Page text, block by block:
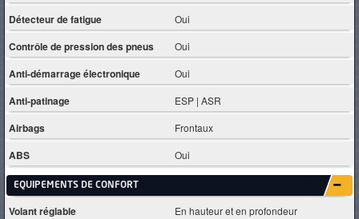
Détecteur de fatigue Oui
Contrôle de pression des pneus Oui
Anti-démarrage électronique Oui
Anti-patinage ESP | ASR
Airbags Frontaux
ABS Oui
EQUIPEMENTS DE CONFORT
Volant réglable En hauteur et en profondeur